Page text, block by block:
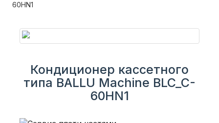
60HN1
Кондиционер кассетного
типа BALLU Machine BLC_C-
60HN1